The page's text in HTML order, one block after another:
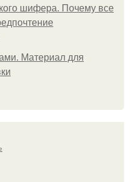
шифера. Почему все
Материал для